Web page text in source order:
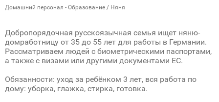
Домашний персонал - Образование / Няня
Добропорядочная русскоязычная семья ищет няню-
домработницу от 35 до 55 лет для работы в Германии.
Рассматриваем людей с биометрическими паспортами,
а также с визами или другими документами ЕС.
Обязанности: уход за ребёнком 3 лет, вся работа по
дому: уборка, глажка, стирка, готовка.